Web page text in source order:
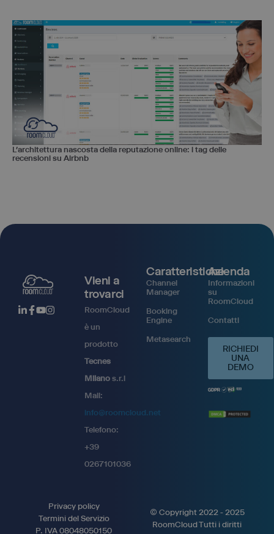
L’architettura nascosta della reputazione online: i tag delle
recensioni su Airbnb
Vieni a
trovarci
RoomCloud
è un
prodotto
Tecnes
Milanos.r.l
Mail:
info@roomcloud.net
Telefono:
+39
0267101036
Caratteristiche
Channel
Manager
Booking
Engine
Metasearch
Azienda
Informazioni
su
RoomCloud
Contatti
RICHIEDI
UNA
DEMO
© Copyright 2022 - 2025
RoomCloud Tutti i diritti
Privacy policy
Termini del Servizio
P. IVA 08048050150